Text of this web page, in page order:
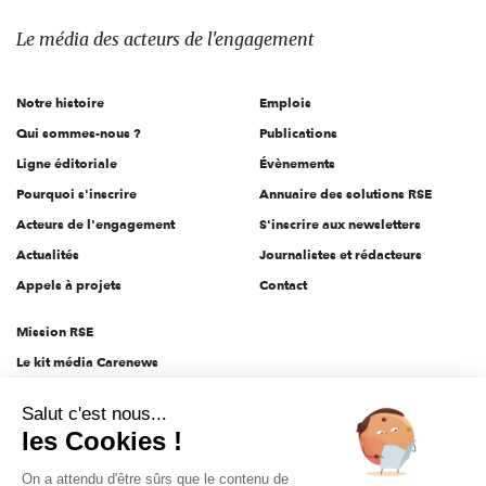
des
l'engagement
Le média des acteurs de l'engagement
Notre histoire
Qui sommes-nous ?
Ligne éditoriale
Pourquoi s'inscrire
Acteurs de l'engagement
Actualités
Appels à projets
Emplois
Publications
Évènements
Annuaire des solutions RSE
S'inscrire aux newsletters
Journalistes et rédacteurs
Contact
Mission RSE
Le kit média Carenews
AEF info
Novethic
Salut c'est nous...
les Cookies !
On a attendu d'être sûrs que le contenu de